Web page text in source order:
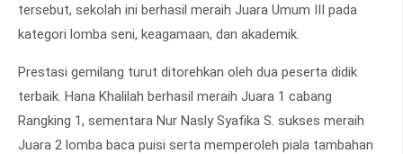
tersebut, sekolah ini berhasil meraih Juara Umum III pada
kategori lomba seni, keagamaan, dan akademik.
Prestasi gemilang turut ditorehkan oleh dua peserta didik
terbaik. Hana Khalilah berhasil meraih Juara 1 cabang
Rangking 1, sementara Nur Nasly Syafika S. sukses meraih
Juara 2 lomba baca puisi serta memperoleh piala tambahan